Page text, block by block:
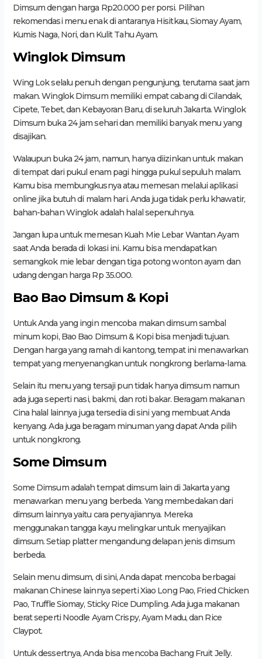
Dimsum dengan harga Rp20.000 per porsi. Pilihan
rekomendasi menu enak di antaranya Hisitkau, Siomay Ayam,
Kumis Naga, Nori, dan Kulit Tahu Ayam.
Winglok Dimsum
Wing Lok selalu penuh dengan pengunjung, terutama saat jam
makan. Winglok Dimsum memiliki empat cabang di Cilandak,
Cipete, Tebet, dan Kebayoran Baru, di seluruh Jakarta. Winglok
Dimsum buka 24 jam sehari dan memiliki banyak menu yang
disajikan.
Walaupun buka 24 jam, namun, hanya diizinkan untuk makan
di tempat dari pukul enam pagi hingga pukul sepuluh malam.
Kamu bisa membungkusnya atau memesan melalui aplikasi
online jika butuh di malam hari. Anda juga tidak perlu khawatir,
bahan-bahan Winglok adalah halal sepenuhnya.
Jangan lupa untuk memesan Kuah Mie Lebar Wantan Ayam
saat Anda berada di lokasi ini. Kamu bisa mendapatkan
semangkok mie lebar dengan tiga potong wonton ayam dan
udang dengan harga Rp 35.000.
Bao Bao Dimsum & Kopi
Untuk Anda yang ingin mencoba makan dimsum sambal
minum kopi, Bao Bao Dimsum & Kopi bisa menjadi tujuan.
Dengan harga yang ramah di kantong, tempat ini menawarkan
tempat yang menyenangkan untuk nongkrong berlama-lama.
Selain itu menu yang tersaji pun tidak hanya dimsum namun
ada juga seperti nasi, bakmi, dan roti bakar. Beragam makanan
Cina halal lainnya juga tersedia di sini yang membuat Anda
kenyang. Ada juga beragam minuman yang dapat Anda pilih
untuk nongkrong.
Some Dimsum
Some Dimsum adalah tempat dimsum lain di Jakarta yang
menawarkan menu yang berbeda. Yang membedakan dari
dimsum lainnya yaitu cara penyajiannya. Mereka
menggunakan tangga kayu melingkar untuk menyajikan
dimsum. Setiap platter mengandung delapan jenis dimsum
berbeda.
Selain menu dimsum, di sini, Anda dapat mencoba berbagai
makanan Chinese lainnya seperti Xiao Long Pao, Fried Chicken
Pao, Truffle Siomay, Sticky Rice Dumpling. Ada juga makanan
berat seperti Noodle Ayam Crispy, Ayam Madu, dan Rice
Claypot.
Untuk dessertnya, Anda bisa mencoba Bachang Fruit Jelly.